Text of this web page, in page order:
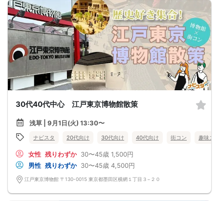
30代40代中心 江戸東京博物館散策
浅草 | 9月1日(火) 13:30〜
ナビスタ 20代向け 30代向け 40代向け 街コン 趣味コ
女性 残りわずか 30〜45歳 1,500円
男性 残りわずか 30〜45歳 4,500円
江戸東京博物館 〒130-0015 東京都墨田区横網１丁目３−２０